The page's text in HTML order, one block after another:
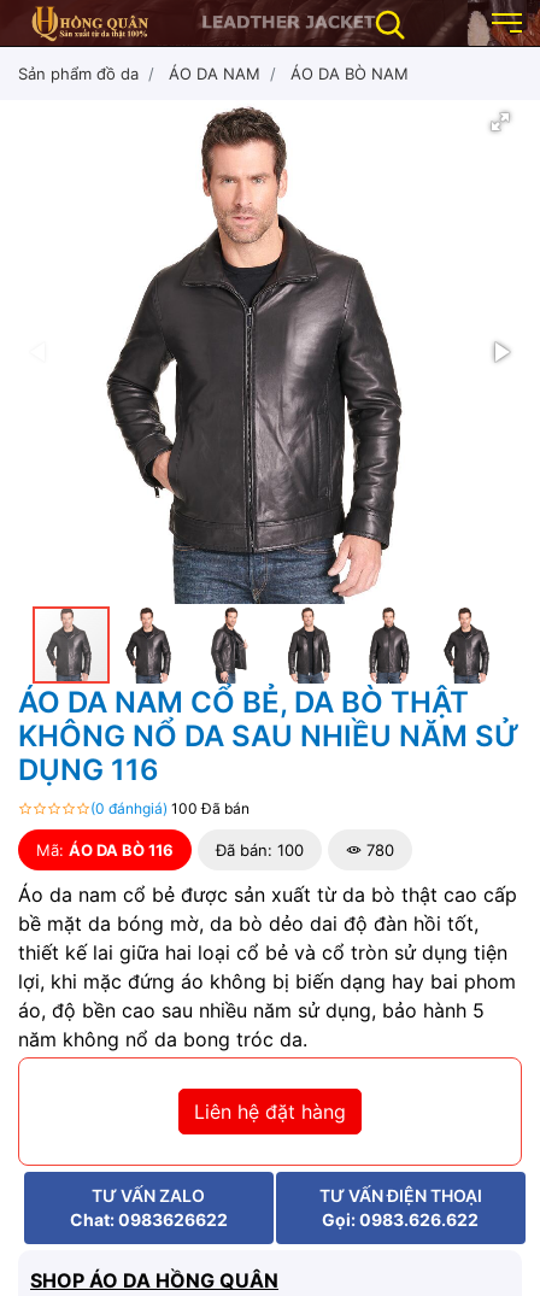
Sản phẩm đồ da ÁO DA NAM ÁO DA BÒ NAM
ÁO DA NAM CỔ BẺ, DA BÒ THẬT
KHÔNG NỔ DA SAU NHIỀU NĂM SỬ
DỤNG 116
(0 đánhgiá) 100 Đã bán
Mã: ÁO DA BÒ 116 Đã bán: 100 780
Áo da nam cổ bẻ được sản xuất từ da bò thật cao cấp
bề mặt da bóng mờ, da bò dẻo dai độ đàn hồi tốt,
thiết kế lai giữa hai loại cổ bẻ và cổ tròn sử dụng tiện
lợi, khi mặc đứng áo không bị biến dạng hay bai phom
áo, độ bền cao sau nhiều năm sử dụng, bảo hành 5
năm không nổ da bong tróc da.
Liên hệ đặt hàng
TƯ VẤN ZALO
Chat: 0983626622
TƯ VẤN ĐIỆN THOẠI
Gọi: 0983.626.622
SHOP ÁO DA HỒNG QUÂN